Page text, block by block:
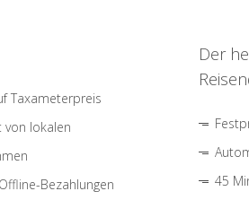
Taxameterpreis
von lokalen
Bezahlungen
Der
45